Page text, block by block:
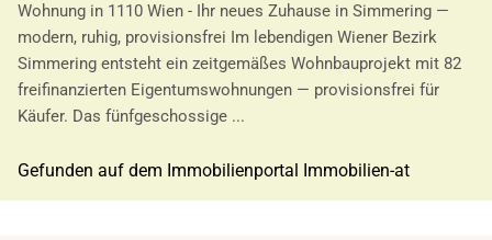
Wohnung in 1110 Wien - Ihr neues Zuhause in Simmering —
modern, ruhig, provisionsfrei Im lebendigen Wiener Bezirk
Simmering entsteht ein zeitgemäßes Wohnbauprojekt mit 82
freifinanzierten Eigentumswohnungen — provisionsfrei für
Käufer. Das fünfgeschossige ...
Gefunden auf dem Immobilienportal Immobilien-at